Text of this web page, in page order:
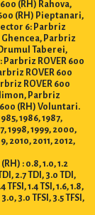
(RH) Rahova,
(RH) Pieptanari,
6: Parbriz
Ghencea, Parbriz
Taberei,
ROVER 600
ROVER 600
ROVER 600
Parbriz
(RH) Voluntari.
1986, 1987,
1998, 1999, 2000,
2010, 2011, 2012,
: 0.8, 1.0, 1.2
2.7 TDI, 3.0 TDI,
TFSI, 1.4 TSI, 1.6, 1.8,
3.0 TFSI, 3.5 TFSI,